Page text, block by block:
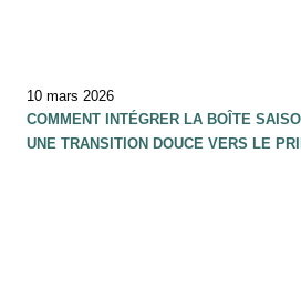
10 mars 2026
COMMENT INTÉGRER LA BOÎTE
UNE TRANSITION DOUCE VERS LE